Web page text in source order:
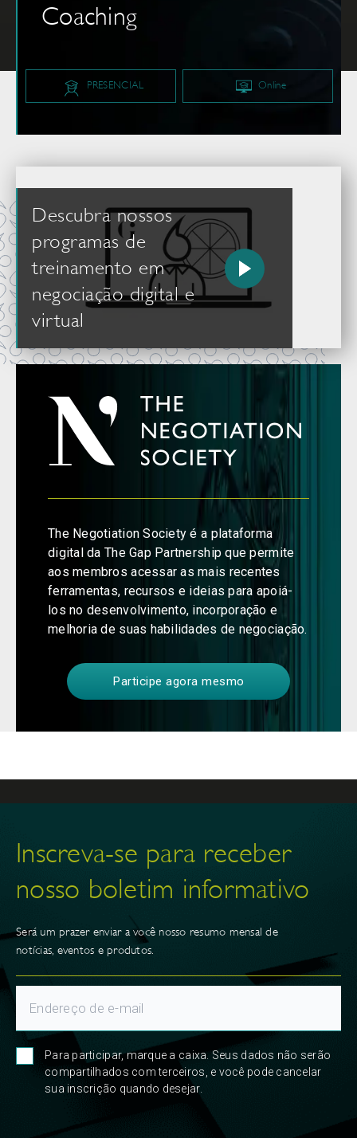
Coaching
PRESENCIAL Online
Descubra nossos
programas de
treinamento em
negociação digital e
virtual
The Negotiation Society é a plataforma
digital da The Gap Partnership que permite
aos membros acessar as mais recentes
ferramentas, recursos e ideias para apoiá-
los no desenvolvimento, incorporação e
melhoria de suas habilidades de negociação.
Participe agora mesmo
Inscreva-se para receber
nosso boletim informativo
Será um prazer enviar a você nosso resumo mensal de
notícias, eventos e produtos.
Para participar, marque a caixa. Seus dados não serão
compartilhados com terceiros, e você pode cancelar
sua inscrição quando desejar.